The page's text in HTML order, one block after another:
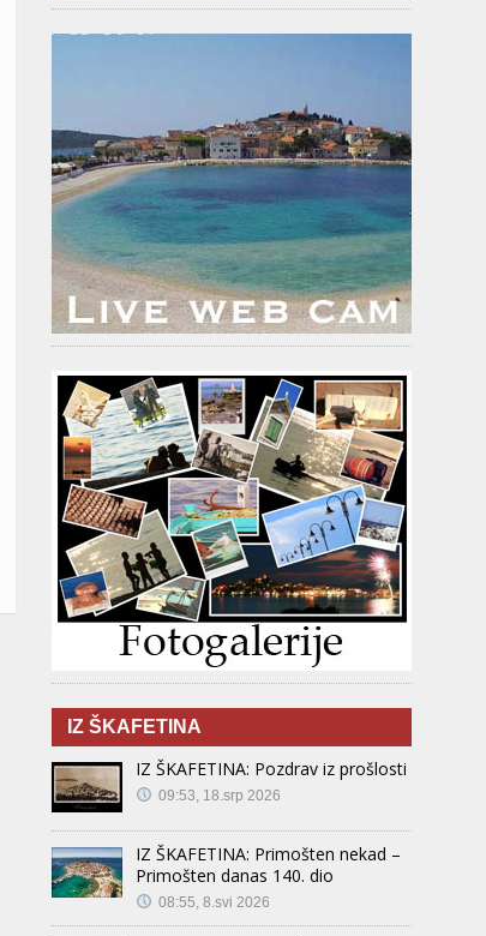
IZ ŠKAFETINA
IZ ŠKAFETINA: Pozdrav iz prošlosti
09:53, 18.srp 2026
IZ ŠKAFETINA: Primošten nekad –
Primošten danas 140. dio
08:55, 8.svi 2026